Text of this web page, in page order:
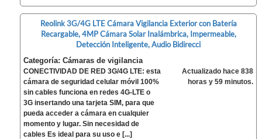
Reolink 3G/4G LTE Cámara Vigilancia Exterior con Batería
Recargable, 4MP Cámara Solar Inalámbrica, Impermeable,
Detección Inteligente, Audio Bidirecci
Categoría: Cámaras de vigilancia
CONECTIVIDAD DE RED 3G/4G LTE: esta
cámara de seguridad celular móvil 100%
sin cables funciona en redes 4G-LTE o
3G insertando una tarjeta SIM, para que
pueda acceder a cámara en cualquier
momento y lugar. Sin necesidad de
cables Es ideal para su uso e [...]
Actualizado hace 838
horas y 59 minutos.